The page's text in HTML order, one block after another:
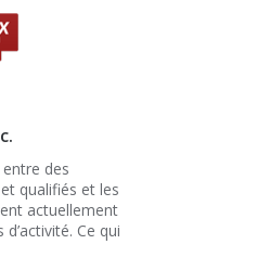
des
qualifiés et les
actuellement
Ce qui